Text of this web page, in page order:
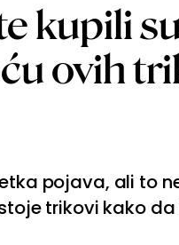
kupili
ovih
pojava, ali to
trikovi kako